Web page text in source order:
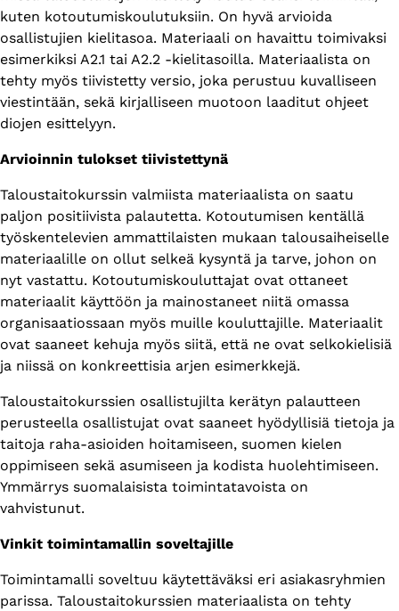
kuten kotoutumiskoulutuksiin. On hyvä arvioida
osallistujien kielitasoa. Materiaali on havaittu toimivaksi
esimerkiksi A2.1 tai A2.2 -kielitasoilla. Materiaalista on
tehty myös tiivistetty versio, joka perustuu kuvalliseen
viestintään, sekä kirjalliseen muotoon laaditut ohjeet
diojen esittelyyn.
Arvioinnin tulokset tiivistettynä
Taloustaitokurssin valmiista materiaalista on saatu
paljon positiivista palautetta. Kotoutumisen kentällä
työskentelevien ammattilaisten mukaan talousaiheiselle
materiaalille on ollut selkeä kysyntä ja tarve, johon on
nyt vastattu. Kotoutumiskouluttajat ovat ottaneet
materiaalit käyttöön ja mainostaneet niitä omassa
organisaatiossaan myös muille kouluttajille. Materiaalit
ovat saaneet kehuja myös siitä, että ne ovat selkokielisiä
ja niissä on konkreettisia arjen esimerkkejä.
Taloustaitokurssien osallistujilta kerätyn palautteen
perusteella osallistujat ovat saaneet hyödyllisiä tietoja ja
taitoja raha-asioiden hoitamiseen, suomen kielen
oppimiseen sekä asumiseen ja kodista huolehtimiseen.
Ymmärrys suomalaisista toimintatavoista on
vahvistunut.
Vinkit toimintamallin soveltajille
Toimintamalli soveltuu käytettäväksi eri asiakasryhmien
parissa. Taloustaitokurssien materiaalista on tehty